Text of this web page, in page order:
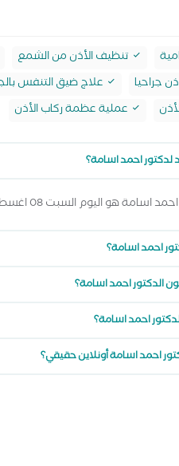
تنظيف الأذن من الشمع
جراحيا
علاج ضيق التنفس
عملية عظمة ركاب الأذن
لدكتور احمد اسامة؟
من 5:00 مساءً وتقدر تشوف كل المواعيد المتاحة من خلال عرض المواعيد أعلاه
احمد اسامة؟
الدكتور احمد اسامة؟
احمد اسامة؟
احمد اسامة أونلاين حقيقي؟